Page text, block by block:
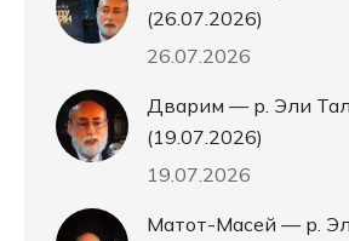
(26.07.2026)
26.07.2026
Дварим — р. Эли
(19.07.2026)
19.07.2026
Матот-Масей — р.